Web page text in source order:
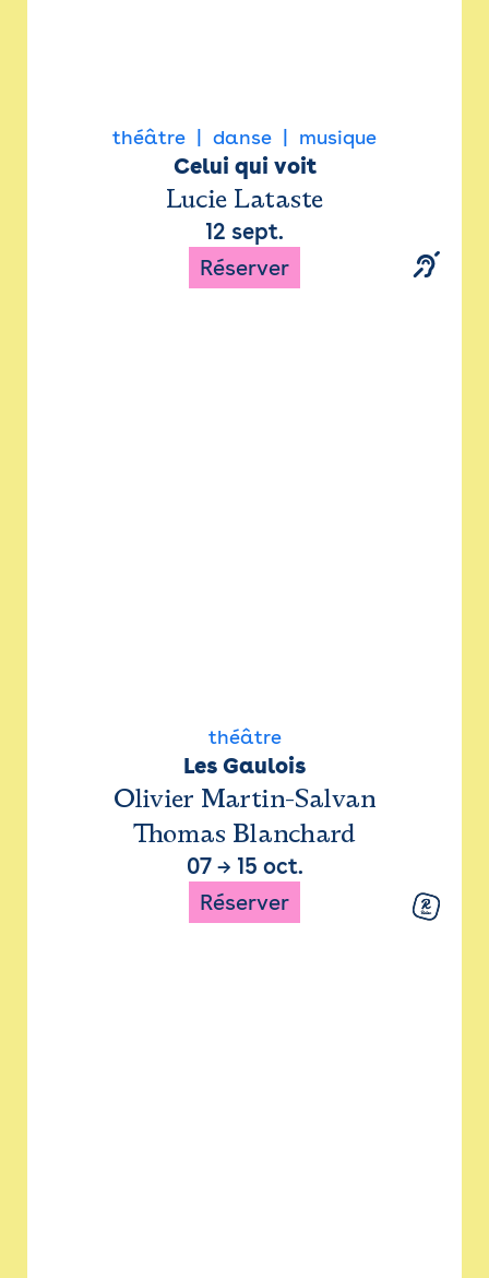
théâtre danse musique
Celui qui voit
Lucie Lataste
12 sept.
Réserver
théâtre
Les Gaulois
Olivier Martin-Salvan
Thomas Blanchard
07→ 15 oct.
Réserver